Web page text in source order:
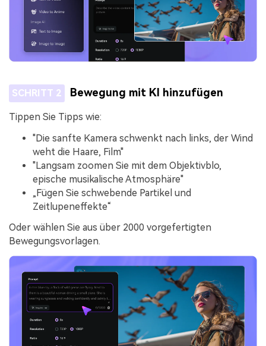
SCHRITT 2 Bewegung mit KI hinzufügen
Tippen Sie Tipps wie:
"Die sanfte Kamera schwenkt nach links, der Wind
weht die Haare, Film"
"Langsam zoomen Sie mit dem Objektivblo,
epische musikalische Atmosphäre"
„Fügen Sie schwebende Partikel und
Zeitlupeneffekte“
Oder wählen Sie aus über 2000 vorgefertigten
Bewegungsvorlagen.